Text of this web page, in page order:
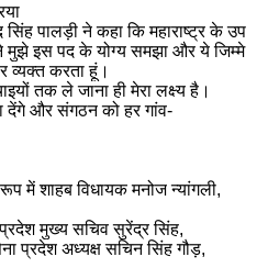
सिंह पालड़ी ने कहा कि महाराष्ट्र के उप
मुझे इस पद के योग्य समझा और ये जिम्मे
व्यक्त करता हूं।
तक ले जाना ही मेरा लक्ष्य है।
देंगे और संगठन को हर गांव-
रूप में शाहब विधायक मनोज न्यांगली,
प्रदेश मुख्य सचिव सुरेंद्र सिंह,
प्रदेश अध्यक्ष सचिन सिंह गौड़,